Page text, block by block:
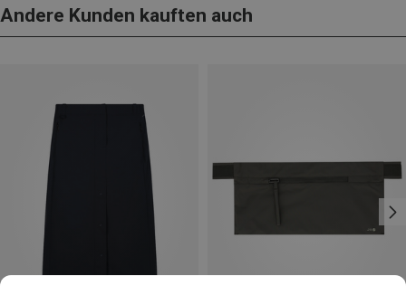
Andere Kunden kauften auch